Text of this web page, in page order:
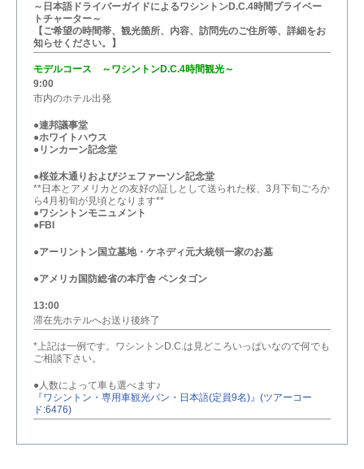
～日本語ドライバーガイドによるワシントンD.C.4時間プライベー
トチャーター～
【ご希望の時間帯、観光箇所、内容、訪問先のご住所等、詳細をお
知らせください。】
モデルコース ～ワシントンD.C.4時間観光～
9:00
市内のホテル出発
●連邦議事堂
●ホワイトハウス
●リンカーン記念堂
●桜並木通りおよびジェファーソン記念堂
**日本とアメリカとの友好の証しとして送られた桜、3月下旬ごろか
ら4月初旬が見頃となります**
●ワシントンモニュメント
●FBI
●アーリントン国立墓地・ケネディ元大統領一家のお墓
●アメリカ国防総省の本庁舎 ペンタゴン
13:00
滞在先ホテルへお送り後終了
*上記は一例です。ワシントンD.C.は見どころいっぱいなので何でも
ご相談下さい。
●人数によって車も選べます♪
『ワシントン・専用車観光バン・日本語(定員9名)』(ツアーコー
ド:6476)